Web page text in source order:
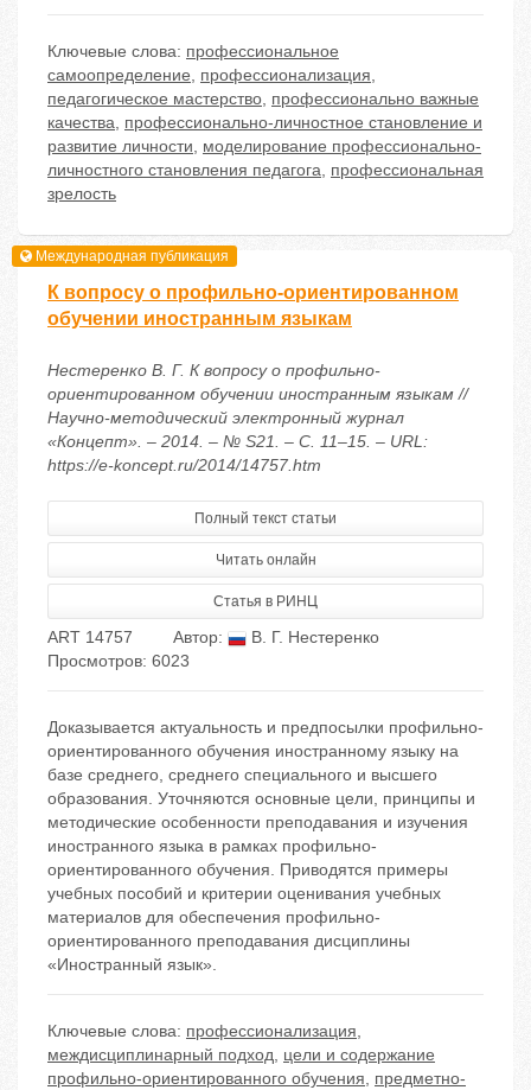
Ключевые слова: профессиональное
самоопределение, профессионализация,
педагогическое мастерство, профессионально важные
качества, профессионально-личностное становление и
развитие личности, моделирование профессионально-
личностного становления педагога, профессиональная
зрелость
Международная публикация
К вопросу о профильно-ориентированном
обучении иностранным языкам
Нестеренко В. Г. К вопросу о профильно-
ориентированном обучении иностранным языкам //
Научно-методический электронный журнал
«Концепт». – 2014. – № S21. – С. 11–15. – URL:
https://e-koncept.ru/2014/14757.htm
Полный текст статьи
Читать онлайн
Статья в РИНЦ
ART 14757 Автор:
В. Г. Нестеренко
Просмотров: 6023
Доказывается актуальность и предпосылки профильно-
ориентированного обучения иностранному языку на
базе среднего, среднего специального и высшего
образования. Уточняются основные цели, принципы и
методические особенности преподавания и изучения
иностранного языка в рамках профильно-
ориентированного обучения. Приводятся примеры
учебных пособий и критерии оценивания учебных
материалов для обеспечения профильно-
ориентированного преподавания дисциплины
«Иностранный язык».
Ключевые слова: профессионализация,
междисциплинарный подход, цели и содержание
профильно-ориентированного обучения, предметно-